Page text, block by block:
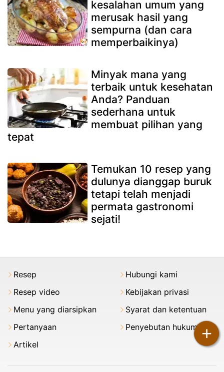
kesalahan umum yang
merusak hasil yang
sempurna (dan cara
memperbaikinya)
Minyak mana yang
terbaik untuk kesehatan
Anda? Panduan
sederhana untuk
membuat pilihan yang
tepat
Temukan 10 resep yang
dulunya dianggap buruk
tetapi telah menjadi
permata gastronomi
sejati!
+
Resep
Resep video
Menu yang diarsipkan
Pertanyaan
Artikel
Hubungi kami
Kebijakan privasi
Syarat dan ketentuan
Penyebutan hukum